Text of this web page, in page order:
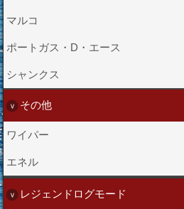
マルコ
ポートガス・D・エース
シャンクス
その他
ワイパー
エネル
レジェンドログモード